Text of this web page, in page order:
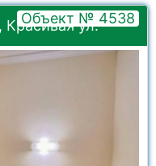
Красивая ул.
Объект № 4538